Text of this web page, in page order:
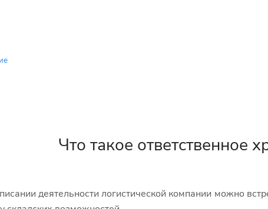
Что такое ответственное
деятельности логистической компании можно